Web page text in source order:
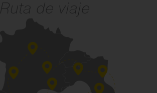
Ruta de viaje